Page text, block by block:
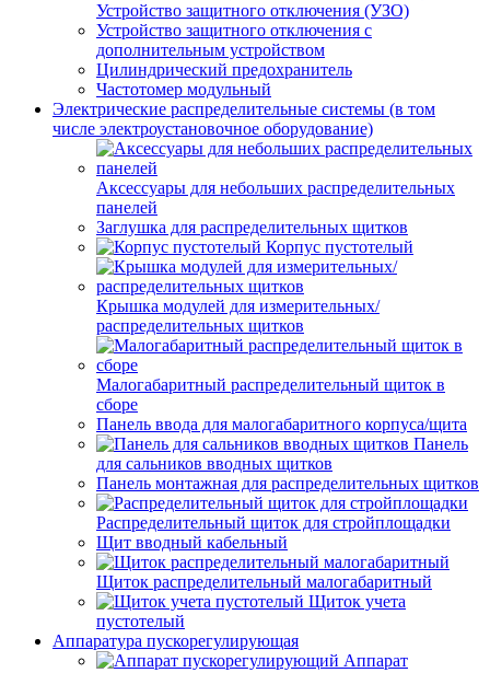
Устройство защитного отключения (УЗО)
Устройство защитного отключения с
дополнительным устройством
Цилиндрический предохранитель
Частотомер модульный
Электрические распределительные системы (в том
числе электроустановочное оборудование)
Аксессуары для небольших распределительных
панелей
Заглушка для распределительных щитков
Корпус пустотелый
Крышка модулей для измерительных/
распределительных щитков
Малогабаритный распределительный щиток в
сборе
Панель ввода для малогабаритного корпуса/щита
Панель
для сальников вводных щитков
Панель монтажная для распределительных щитков
Распределительный щиток для стройплощадки
Щит вводный кабельный
Щиток распределительный малогабаритный
Щиток учета
пустотелый
Аппаратура пускорегулирующая
Аппарат